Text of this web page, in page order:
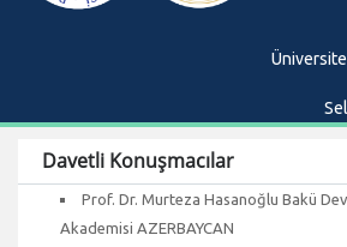
Davetli Konuşmacılar
Prof. Dr. Murteza Hasanoğlu Bakü
Akademisi AZERBAYCAN